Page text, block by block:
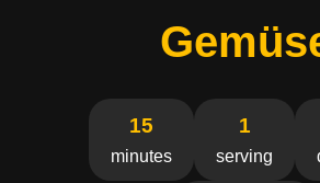
15
minutes
1
serving